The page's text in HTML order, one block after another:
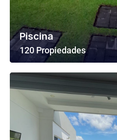
Piscina
120 Propiedades
Ver Todas Las Propiedades